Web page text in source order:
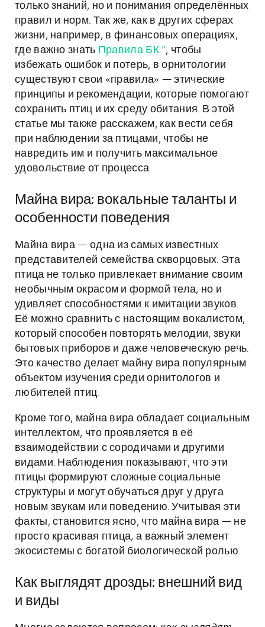
только знаний, но и понимания определённых
правил и норм. Так же, как в других сферах
жизни, например, в финансовых операциях,
где важно знать Правила БК “, чтобы
избежать ошибок и потерь, в орнитологии
существуют свои «правила» — этические
принципы и рекомендации, которые помогают
сохранить птиц и их среду обитания. В этой
статье мы также расскажем, как вести себя
при наблюдении за птицами, чтобы не
навредить им и получить максимальное
удовольствие от процесса.
Майна вира: вокальные таланты и
особенности поведения
Майна вира — одна из самых известных
представителей семейства скворцовых. Эта
птица не только привлекает внимание своим
необычным окрасом и формой тела, но и
удивляет способностями к имитации звуков.
Её можно сравнить с настоящим вокалистом,
который способен повторять мелодии, звуки
бытовых приборов и даже человеческую речь.
Это качество делает майну вира популярным
объектом изучения среди орнитологов и
любителей птиц.
Кроме того, майна вира обладает социальным
интеллектом, что проявляется в её
взаимодействии с сородичами и другими
видами. Наблюдения показывают, что эти
птицы формируют сложные социальные
структуры и могут обучаться друг у друга
новым звукам или поведению. Учитывая эти
факты, становится ясно, что майна вира — не
просто красивая птица, а важный элемент
экосистемы с богатой биологической ролью.
Как выглядят дрозды: внешний вид
и виды